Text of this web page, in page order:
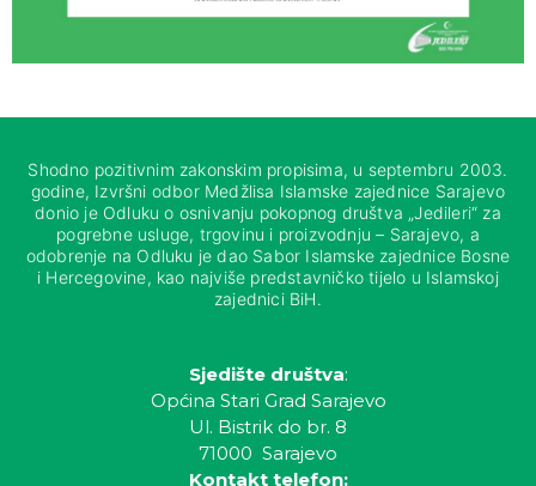
Shodno pozitivnim zakonskim propisima, u septembru 2003.
godine, Izvršni odbor Medžlisa Islamske zajednice Sarajevo
donio je Odluku o osnivanju pokopnog društva „Jedileri“ za
pogrebne usluge, trgovinu i proizvodnju – Sarajevo, a
odobrenje na Odluku je dao Sabor Islamske zajednice Bosne
i Hercegovine, kao najviše predstavničko tijelo u Islamskoj
zajednici BiH.
Sjedište društva:
Općina Stari Grad Sarajevo
Ul. Bistrik do br. 8
71000 Sarajevo
Kontakt telefon: